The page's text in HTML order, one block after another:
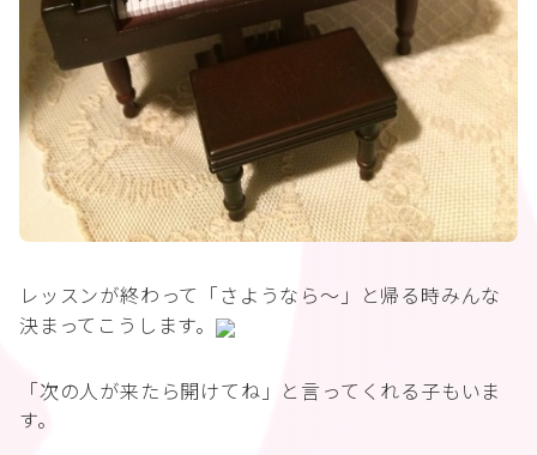
レッスンが終わって「さようなら～」と帰る時みんな
決まってこうします。
「次の人が来たら開けてね」と言ってくれる子もいま
す。